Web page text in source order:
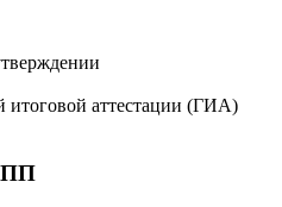
итоговой аттестации (ГИА)